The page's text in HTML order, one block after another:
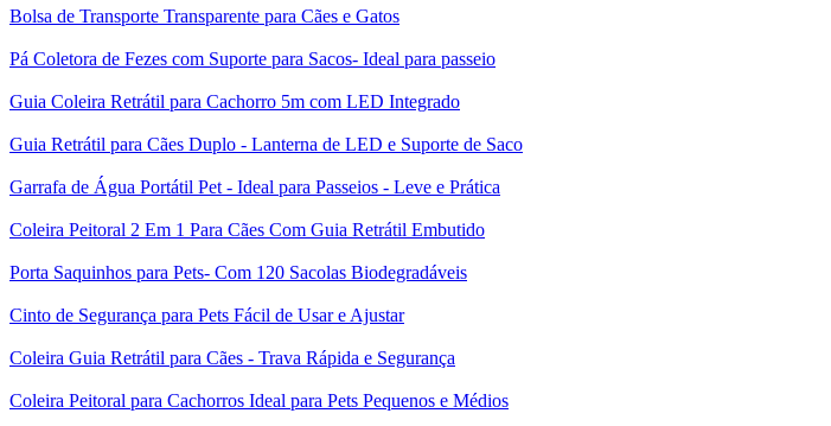
Bolsa de Transporte Transparente para Cães e Gatos
Pá Coletora de Fezes com Suporte para Sacos- Ideal para passeio
Guia Coleira Retrátil para Cachorro 5m com LED Integrado
Guia Retrátil para Cães Duplo - Lanterna de LED e Suporte de Saco
Garrafa de Água Portátil Pet - Ideal para Passeios - Leve e Prática
Coleira Peitoral 2 Em 1 Para Cães Com Guia Retrátil Embutido
Porta Saquinhos para Pets- Com 120 Sacolas Biodegradáveis
Cinto de Segurança para Pets Fácil de Usar e Ajustar
Coleira Guia Retrátil para Cães - Trava Rápida e Segurança
Coleira Peitoral para Cachorros Ideal para Pets Pequenos e Médios